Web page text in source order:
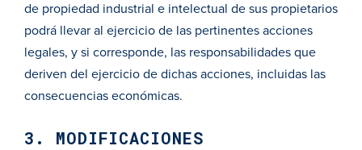
de propiedad industrial e intelectual de sus propietarios
podrá llevar al ejercicio de las pertinentes acciones
legales, y si corresponde, las responsabilidades que
deriven del ejercicio de dichas acciones, incluidas las
consecuencias económicas.
3. MODIFICACIONES